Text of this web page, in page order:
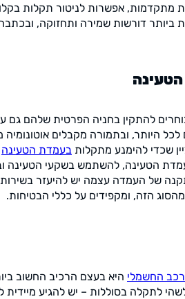
מתקדמות, אפשרות לניטור תקלות
ביותר דורשות שמירה ותחזוקה,
להתקין בחניה הפרטית שלהם גם
היותר, ובתמורה מקבלים
שכדי להימנע מתקלות בעמדת הטעינה
הטעינה, להשתמש בשקעי הטעינה
של העמדה עצמה יש להיעזר
הזה, ומקפידים על כללי הבטיחות.
החשמלי היא בעצם הרכיב החשוב
לתקלה בסוללות – יש להגיע מיידית